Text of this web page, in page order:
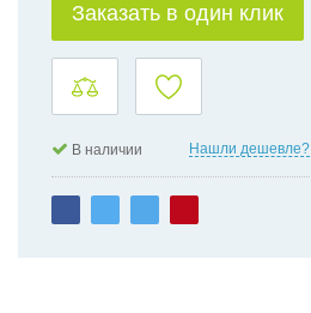
Заказать в один клик
В наличии Нашли дешевле?